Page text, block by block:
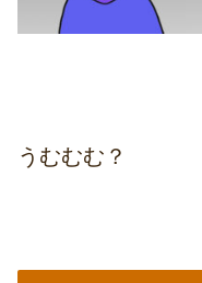
うむむむ？